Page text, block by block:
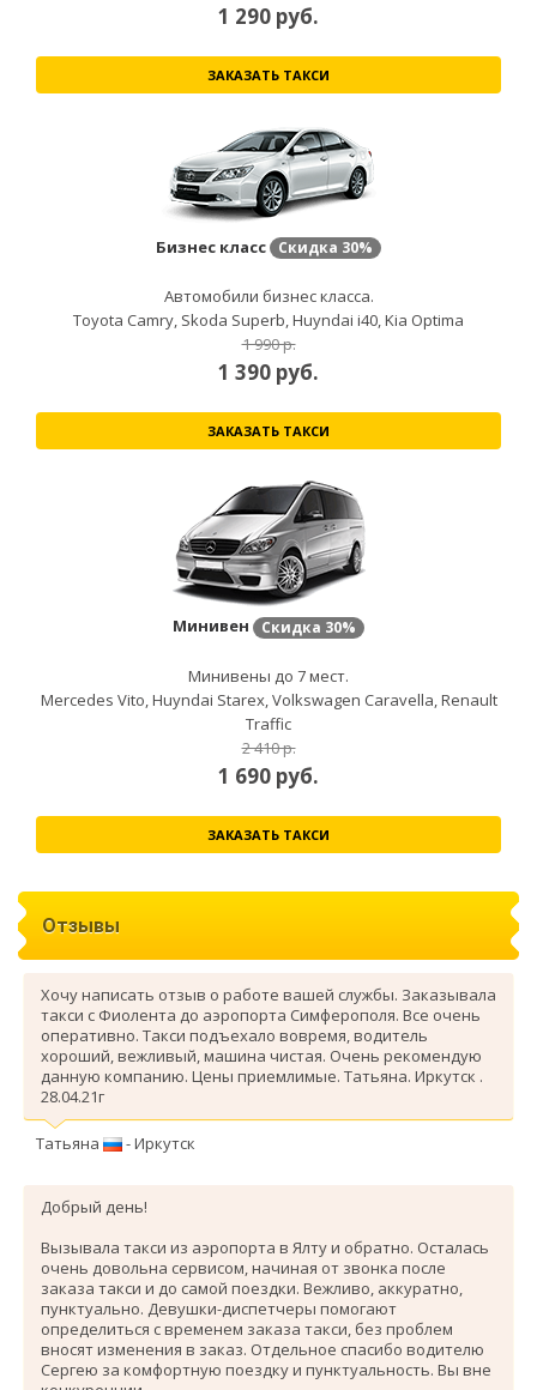
1 290 руб.
ЗАКАЗАТЬ ТАКСИ
Бизнес класс Скидка 30%
Автомобили бизнес класса.
Toyota Camry, Skoda Superb, Huyndai i40, Kia Optima
1 990 р.
1 390 руб.
ЗАКАЗАТЬ ТАКСИ
Минивен Скидка 30%
Минивены до 7 мест.
Mercedes Vito, Huyndai Starex, Volkswagen Caravella, Renault
Traffic
2 410 р.
1 690 руб.
ЗАКАЗАТЬ ТАКСИ
Отзывы
Хочу написать отзыв о работе вашей службы. Заказывала
такси с Фиолента до аэропорта Симферополя. Все очень
оперативно. Такси подъехало вовремя, водитель
хороший, вежливый, машина чистая. Очень рекомендую
данную компанию. Цены приемлимые. Татьяна. Иркутск .
28.04.21г
Татьяна - Иркутск
Добрый день!
Вызывала такси из аэропорта в Ялту и обратно. Осталась
очень довольна сервисом, начиная от звонка после
заказа такси и до самой поездки. Вежливо, аккуратно,
пунктуально. Девушки-диспетчеры помогают
определиться с временем заказа такси, без проблем
вносят изменения в заказ. Отдельное спасибо водителю
Сергею за комфортную поездку и пунктуальность. Вы вне